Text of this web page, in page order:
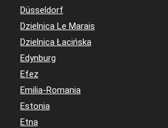
Düsseldorf
Dzielnica Le Marais
Dzielnica Łacińska
Edynburg
Efez
Emilia-Romania
Estonia
Etna